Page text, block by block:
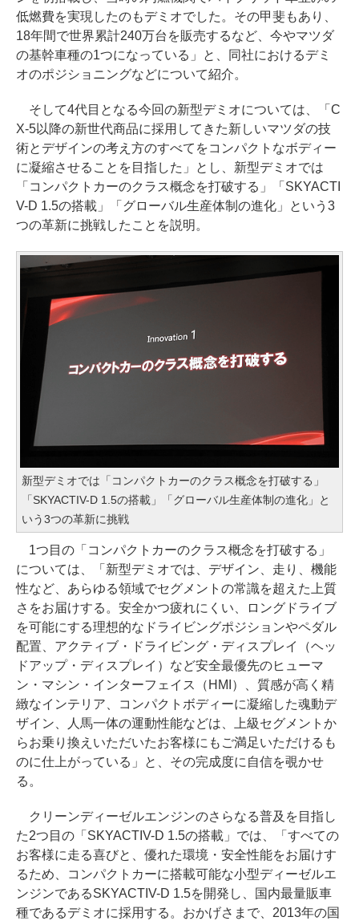
低燃費を実現したのもデミオでした。その甲斐もあり、
18年間で世界累計240万台を販売するなど、今やマツダ
の基幹車種の1つになっている」と、同社におけるデミ
オのポジショニングなどについて紹介。
そして4代目となる今回の新型デミオについては、「C
X-5以降の新世代商品に採用してきた新しいマツダの技
術とデザインの考え方のすべてをコンパクトなボディー
に凝縮させることを目指した」とし、新型デミオでは
「コンパクトカーのクラス概念を打破する」「SKYACTI
V-D 1.5の搭載」「グローバル生産体制の進化」という3
つの革新に挑戦したことを説明。
新型デミオでは「コンパクトカーのクラス概念を打破する」
「SKYACTIV-D 1.5の搭載」「グローバル生産体制の進化」と
いう3つの革新に挑戦
1つ目の「コンパクトカーのクラス概念を打破する」
については、「新型デミオでは、デザイン、走り、機能
性など、あらゆる領域でセグメントの常識を超えた上質
さをお届けする。安全かつ疲れにくい、ロングドライブ
を可能にする理想的なドライビングポジションやペダル
配置、アクティブ・ドライビング・ディスプレイ（ヘッ
ドアップ・ディスプレイ）など安全最優先のヒューマ
ン・マシン・インターフェイス（HMI）、質感が高く精
緻なインテリア、コンパクトボディーに凝縮した魂動デ
ザイン、人馬一体の運動性能などは、上級セグメントか
らお乗り換えいただいたお客様にもご満足いただけるも
のに仕上がっている」と、その完成度に自信を覗かせ
る。
クリーンディーゼルエンジンのさらなる普及を目指し
た2つ目の「SKYACTIV-D 1.5の搭載」では、「すべての
お客様に走る喜びと、優れた環境・安全性能をお届けす
るため、コンパクトカーに搭載可能な小型ディーゼルエ
ンジンであるSKYACTIV-D 1.5を開発し、国内最量販車
種であるデミオに採用する。おかげさまで、2013年の国